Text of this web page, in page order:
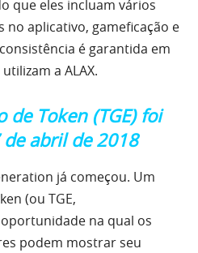
que eles incluam vários
no aplicativo, gameficação e
é garantida em
a ALAX.
de Token (TGE) foi
abril de 2018
já começou. Um
(ou TGE,
na qual os
podem mostrar seu